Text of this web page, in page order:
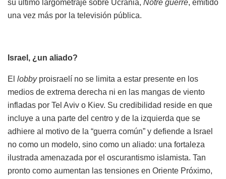
su último largometraje sobre Ucrania, Notre guerre, emitido
una vez más por la televisión pública.
Israel, ¿un aliado?
El lobbyproisraelí no se limita a estar presente en los
medios de extrema derecha ni en las mangas de viento
infladas por Tel Aviv o Kiev. Su credibilidad reside en que
incluye a una parte del centro y de la izquierda que se
adhiere al motivo de la “guerra común” y defiende a Israel
no como un modelo, sino como un aliado: una fortaleza
ilustrada amenazada por el oscurantismo islamista. Tan
pronto como aumentan las tensiones en Oriente Próximo,